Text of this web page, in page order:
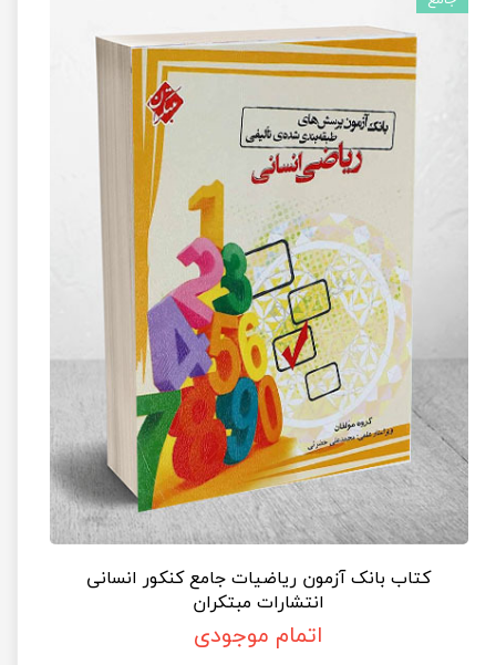
کتاب بانک آزمون ریاضیات جامع کنکور انسانی
انتشارات مبتکران
اتمام موجودی